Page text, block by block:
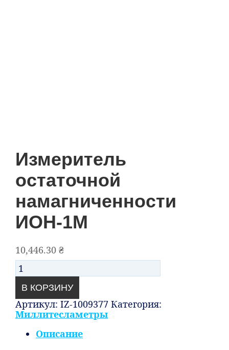
Измеритель
остаточной
намагниченности
ИОН-1М
10,446.30 ₴
Количество
В КОРЗИНУ
Артикул: IZ-1009377 Категория:
Миллитесламетры
Описание